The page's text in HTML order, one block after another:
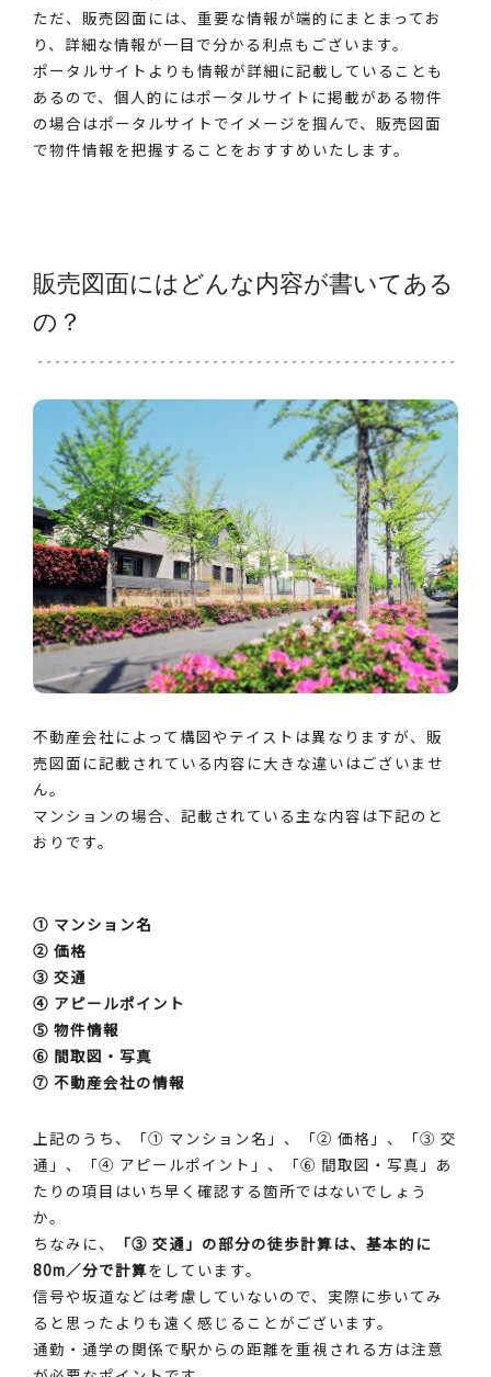
ただ、販売図面には、重要な情報が端的にまとまってお
り、詳細な情報が一目で分かる利点もございます。
ポータルサイトよりも情報が詳細に記載していることも
あるので、個人的にはポータルサイトに掲載がある物件
の場合はポータルサイトでイメージを掴んで、販売図面
で物件情報を把握することをおすすめいたします。
販売図面にはどんな内容が書いてある
の？
不動産会社によって構図やテイストは異なりますが、販
売図面に記載されている内容に大きな違いはございませ
ん。
マンションの場合、記載されている主な内容は下記のと
おりです。
① マンション名
② 価格
③ 交通
④ アピールポイント
⑤ 物件情報
⑥ 間取図・写真
⑦ 不動産会社の情報
上記のうち、「① マンション名」、「② 価格」、「③ 交
通」、「④ アピールポイント」、「⑥ 間取図・写真」あ
たりの項目はいち早く確認する箇所ではないでしょう
か。
ちなみに、
「③ 交通」の部分の徒歩計算は、基本的に
80m／分で計算をしています。
信号や坂道などは考慮していないので、実際に歩いてみ
ると思ったよりも遠く感じることがございます。
通勤・通学の関係で駅からの距離を重視される方は注意